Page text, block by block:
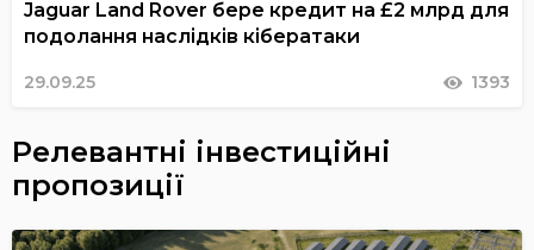
Jaguar Land Rover бере кредит на £2 млрд для
подолання наслідків кібератаки
29.09.25 1393
Релевантні інвестиційні
пропозиції